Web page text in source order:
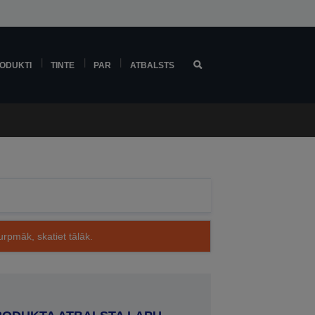
TINTE PAR ATBALSTS
skatiet tālāk.